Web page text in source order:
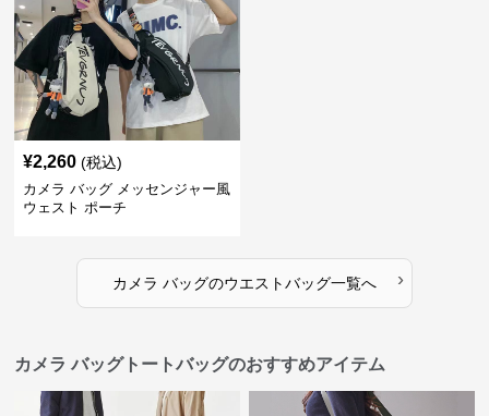
¥2,260 (税込)
カメラ バッグ メッセンジャー風
ウェスト ポーチ
カメラ バッグのウエストバッグ一覧へ ›
カメラ バッグトートバッグのおすすめアイテム